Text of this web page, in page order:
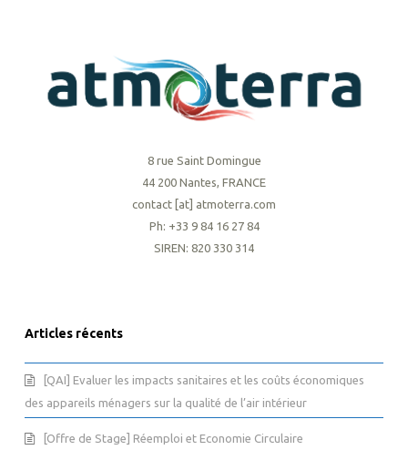
8 rue Saint Domingue
44 200 Nantes, FRANCE
contact [at] atmoterra.com
Ph: +33 9 84 16 27 84
SIREN: 820 330 314
Articles récents
[QAI] Evaluer les impacts sanitaires et les coûts économiques
des appareils ménagers sur la qualité de l’air intérieur
[Offre de Stage] Réemploi et Economie Circulaire